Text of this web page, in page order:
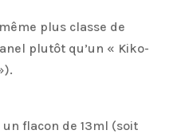
plus classe de
plutôt qu’un « Kiko-
flacon de 13ml (soit